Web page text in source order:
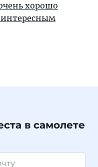
хорошо
интересным
в самолете